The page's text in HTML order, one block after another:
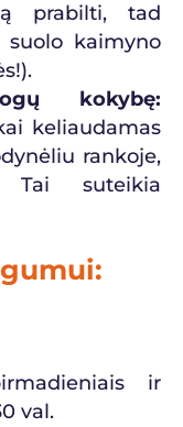
prabilti, tad
suolo kaimyno
kokybę:
keliaudamas
rankoje,
suteikia
ir
val.